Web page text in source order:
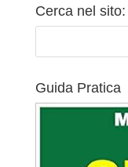
Cerca nel sito:
Guida Pratica